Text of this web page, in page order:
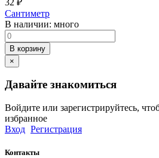
Сантиметр
В наличии: много
В корзину
×
Давайте знакомиться
Войдите или зарегистрируйтесь,
избранное
Вход Регистрация
Контакты